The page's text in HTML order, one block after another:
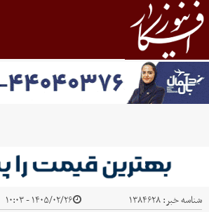
شناسه خبر:۱۳۸۴۶۲۸ ۱۴۰۵/۰۲/۲۶ - ۱۰:۰۳